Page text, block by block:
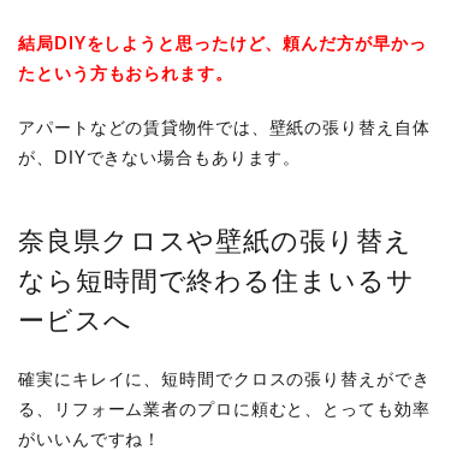
結局DIYをしようと思ったけど、頼んだ方が早かっ
たという方もおられます。
アパートなどの賃貸物件では、壁紙の張り替え自体
が、DIYできない場合もあります。
奈良県クロスや壁紙の張り替え
なら短時間で終わる住まいるサ
ービスへ
確実にキレイに、短時間でクロスの張り替えができ
る、リフォーム業者のプロに頼むと、とっても効率
がいいんですね！